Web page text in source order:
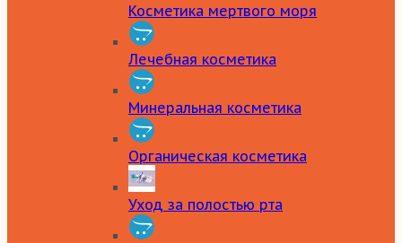
Косметика мертвого моря
Лечебная косметика
Минеральная косметика
Органическая косметика
Уход за полостью рта